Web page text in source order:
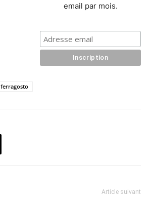
email par mois.
ferragosto
Article suivant